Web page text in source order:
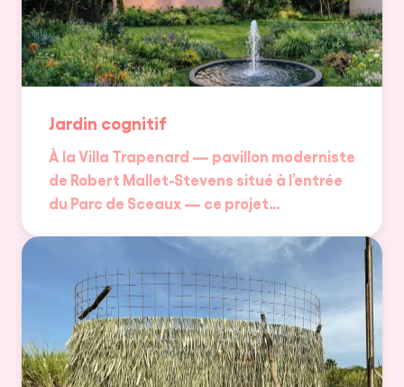
Jardin cognitif
À la Villa Trapenard — pavillon moderniste
de Robert Mallet-Stevens situé à l’entrée
du Parc de Sceaux — ce projet…